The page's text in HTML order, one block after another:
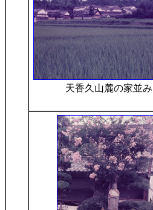
天香久山麓の家並み